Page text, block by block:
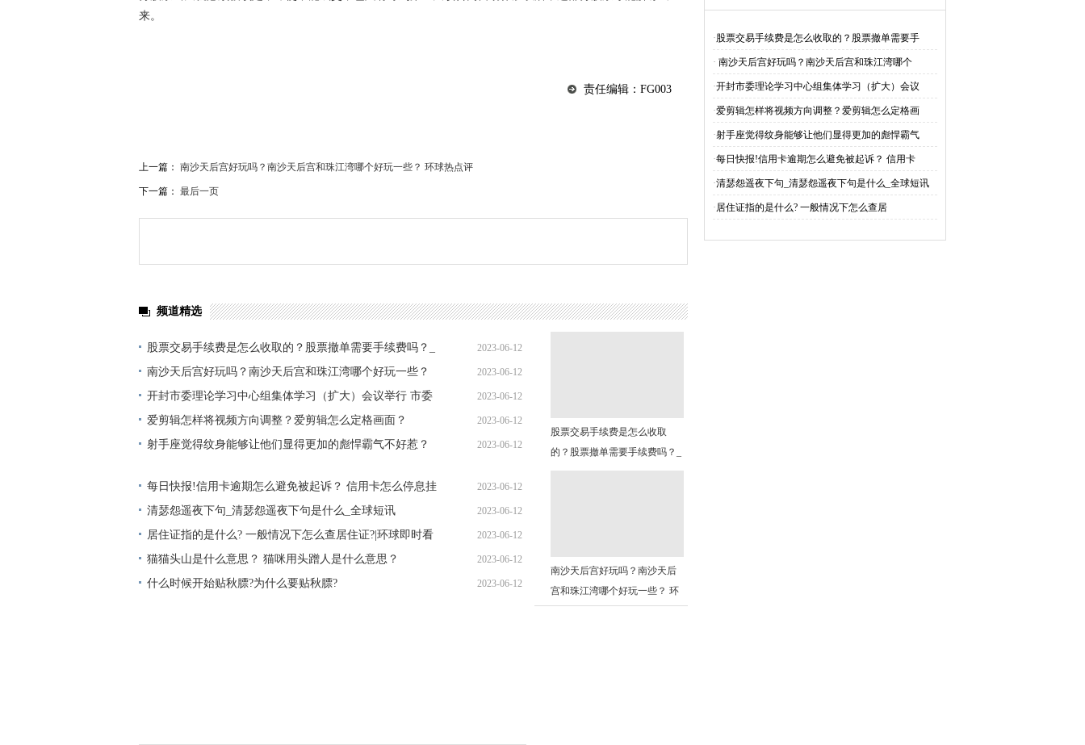
来。
责任编辑：FG003
上一篇： 南沙天后宫好玩吗？南沙天后宫和珠江湾哪个好玩一些？ 环球热点评
下一篇： 最后一页
频道精选
股票交易手续费是怎么收取的？股票撤单需要手续费吗？_
环球焦点
2023-06-12
09:27:54
南沙天后宫好玩吗？南沙天后宫和珠江湾哪个好玩一些？
环球热点评
2023-06-12
09:32:36
开封市委理论学习中心组集体学习（扩大）会议举行 市委
书记高建军主持|热点评
2023-06-12
09:08:00
爱剪辑怎样将视频方向调整？爱剪辑怎么定格画面？ 2023-06-12
09:06:52
射手座觉得纹身能够让他们显得更加的彪悍霸气不好惹？
2023-06-12
每日快报!信用卡逾期怎么避免被起诉？ 信用卡怎么停息挂
账？
2023-06-12
09:08:03
清瑟怨遥夜下句_清瑟怨遥夜下句是什么_全球短讯 2023-06-12
08:54:58
居住证指的是什么? 一般情况下怎么查居住证?|环球即时看 2023-06-12
09:03:22
猫猫头山是什么意思？ 猫咪用头蹭人是什么意思？ 2023-06-12
09:02:03
什么时候开始贴秋膘?为什么要贴秋膘? 2023-06-12
股票交易手续费是怎么收取
的？股票撤单需要手续费吗？_
环球焦点
南沙天后宫好玩吗？南沙天后
宫和珠江湾哪个好玩一些？ 环
行 市委书记高建军主持|热
点评
面？
·股票交易手续费是怎么收取的？股票撤单需要手
· 南沙天后宫好玩吗？南沙天后宫和珠江湾哪个
·开封市委理论学习中心组集体学习（扩大）会议
·爱剪辑怎样将视频方向调整？爱剪辑怎么定格画
·射手座觉得纹身能够让他们显得更加的彪悍霸气
·每日快报!信用卡逾期怎么避免被起诉？ 信用卡
·清瑟怨遥夜下句_清瑟怨遥夜下句是什么_全球短讯
·居住证指的是什么? 一般情况下怎么查居